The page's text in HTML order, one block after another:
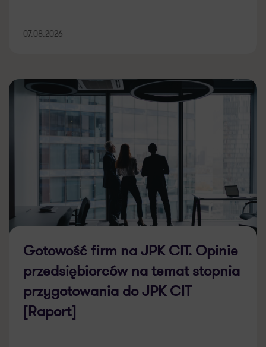
07.08.2026
Gotowość firm na JPK CIT. Opinie
przedsiębiorców na temat stopnia
przygotowania do JPK CIT
[Raport]